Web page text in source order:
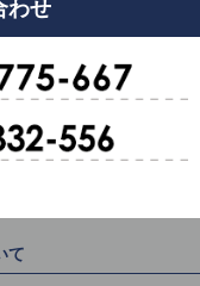
わせ
て